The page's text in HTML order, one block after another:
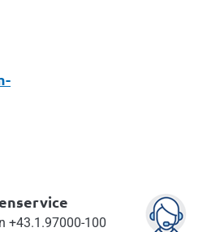
+43.1.97000-100